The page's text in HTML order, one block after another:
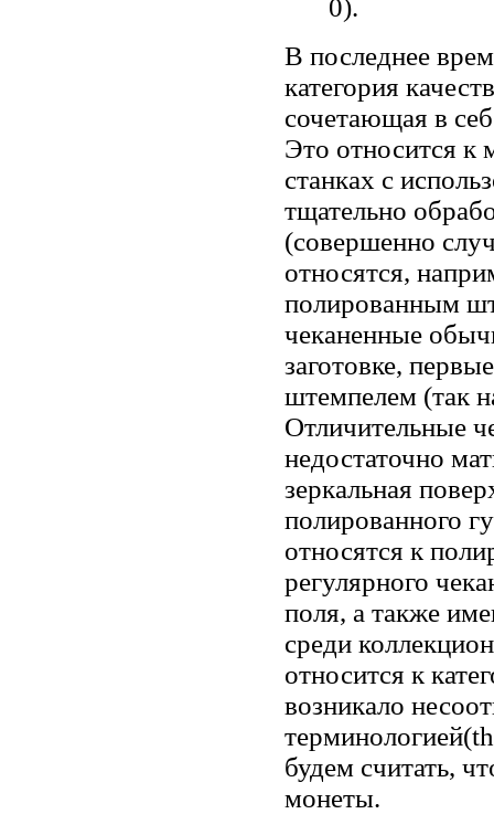
0).
В последнее
категория
сочетающая в
Это относится к
станках с
тщательно
(совершенно
относятся,
полированным
чеканенные
заготовке,
штемпелем (так
Отличительные
недостаточно
зеркальная
полированного
относятся к
регулярного
поля, а также
среди
относится к
возникало
будем считать,
монеты.